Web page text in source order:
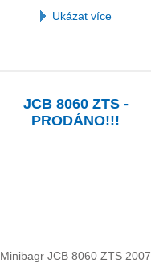
Ukázat více
JCB 8060 ZTS -
PRODÁNO!!!
Minibagr JCB 8060 ZTS 2007